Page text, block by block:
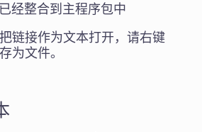
经整合到主程序包中
链接作为文本打开，请右键
为文件。